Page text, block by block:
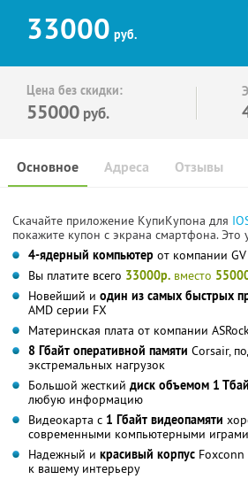
33000 руб.
Цена без скидки:
55000 руб.
Основное Отзывы
Адреса
Скачайте приложение КупиКупона для
покажите купон с экрана смартфона. Это
4-ядерный компьютер от компании GV
Вы платите всего 33000р. вместо
Новейший и один из самых быстрых
AMD серии FX
Материнская плата от компании
8 Гбайт оперативной памяти Corsair,
экстремальных нагрузок
Большой жесткий диск объемом 1
любую информацию
Видеокарта с 1 Гбайт видеопамяти
современными компьютерными играми
Надежный и красивый корпус Foxconn
к вашему интерьеру